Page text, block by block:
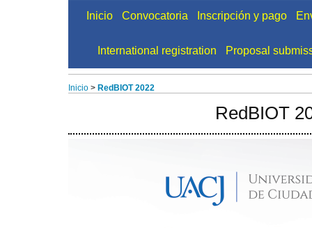
Inicio Convocatoria Inscripción y pago
International registration Proposal
Inicio > RedBIOT 2022
RedBIOT